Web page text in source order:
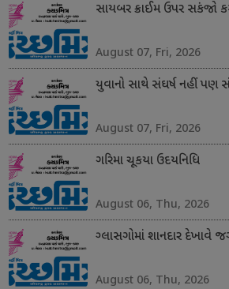
સાયબર ક્રાઈમ ઉપર સકંજો
August 07, Fri, 2026
યુવાનો સાથે સંઘર્ષ નહીં પણ
August 07, Fri, 2026
ગરિમા ચૂકયા ઉદયનિધિ
August 06, Thu, 2026
ગ્લાસગોમાં શાનદાર દેખાવે
August 06, Thu, 2026